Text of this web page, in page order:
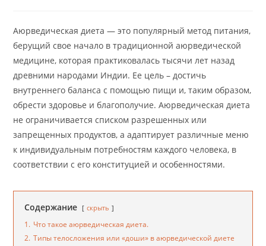
Аюрведическая диета — это популярный метод питания,
берущий свое начало в традиционной аюрведической
медицине, которая практиковалась тысячи лет назад
древними народами Индии. Ее цель – достичь
внутреннего баланса с помощью пищи и, таким образом,
обрести здоровье и благополучие. Аюрведическая диета
не ограничивается списком разрешенных или
запрещенных продуктов, а адаптирует различные меню
к индивидуальным потребностям каждого человека, в
соответствии с его конституцией и особенностями.
Содержание скрыть
1. Что такое аюрведическая диета.
2. Типы телосложения или «доши» в аюрведической диете